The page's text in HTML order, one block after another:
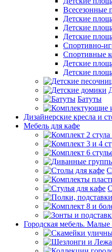
Всесезонные
Детские
Детские
Детские
Спортивно-
Спортивные
Детские
Детские
Батуты
Дизайнерские кресла и
Мебель для кафе
Городская мебель.